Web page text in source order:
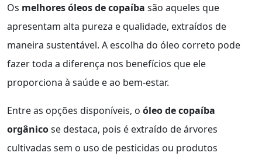
Os melhores óleos de copaíba são aqueles que
apresentam alta pureza e qualidade, extraídos de
maneira sustentável. A escolha do óleo correto pode
fazer toda a diferença nos benefícios que ele
proporciona à saúde e ao bem-estar.
Entre as opções disponíveis, o óleo de copaíba
orgânicose destaca, pois é extraído de árvores
cultivadas sem o uso de pesticidas ou produtos